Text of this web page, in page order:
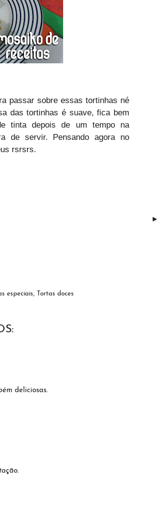
passar sobre essas tortinhas né
das tortinhas é suave, fica bem
tinta depois de um tempo na
de servir. Pensando agora no
rsrsrs.
especiais, Tortas doces
deliciosas.
►